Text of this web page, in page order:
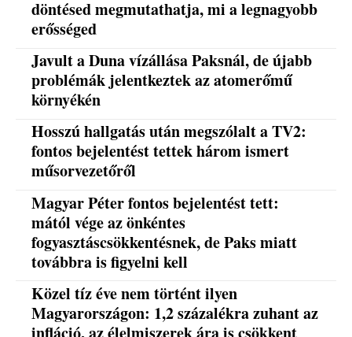
döntésed megmutathatja, mi a legnagyobb
erősséged
Javult a Duna vízállása Paksnál, de újabb
problémák jelentkeztek az atomerőmű
környékén
Hosszú hallgatás után megszólalt a TV2:
fontos bejelentést tettek három ismert
műsorvezetőről
Magyar Péter fontos bejelentést tett:
mától vége az önkéntes
fogyasztáscsökkentésnek, de Paks miatt
továbbra is figyelni kell
Közel tíz éve nem történt ilyen
Magyarországon: 1,2 százalékra zuhant az
infláció, az élelmiszerek ára is csökkent